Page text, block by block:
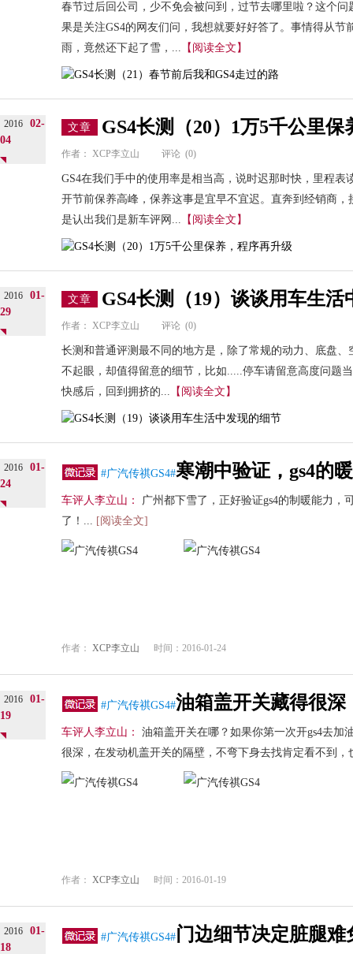
春节过后回公司，少不免会被问到，过节去哪里啦？这个
果是关注GS4的网友们问，我想就要好好答了。事情得从
雨，竟然还下起了雪，... 【阅读全文】
2016
02-
04
文章 GS4长测（20）1万5千公里
作者： XCP李立山 评论 (0)
GS4在我们手中的使用率是相当高，说时迟那时快，里程表
开节前保养高峰，保养这事是宜早不宜迟。直奔到经销商
是认出我们是新车评网... 【阅读全文】
2016
01-
29
文章 GS4长测（19）谈谈用车生活
作者： XCP李立山 评论 (0)
长测和普通评测最不同的地方是，除了常规的动力、底盘
不起眼，却值得留意的细节，比如.....停车请留意高度问题
快感后，回到拥挤的... 【阅读全文】
2016
01-
24
#广汽传祺GS4#寒潮中验证，gs4的
车评人李立山：
广州都下雪了，正好验证gs4的制暖能力，
了！... [阅读全文]
作者： XCP李立山 时间：2016-01-24
2016
01-
19
#广汽传祺GS4#油箱盖开关藏得很深
车评人李立山：
油箱盖开关在哪？如果你第一次开gs4去加
很深，在发动机盖开关的隔壁，不弯下身去找肯定看不到
作者： XCP李立山 时间：2016-01-19
2016
01-
18
#广汽传祺GS4#门边细节决定脏腿难